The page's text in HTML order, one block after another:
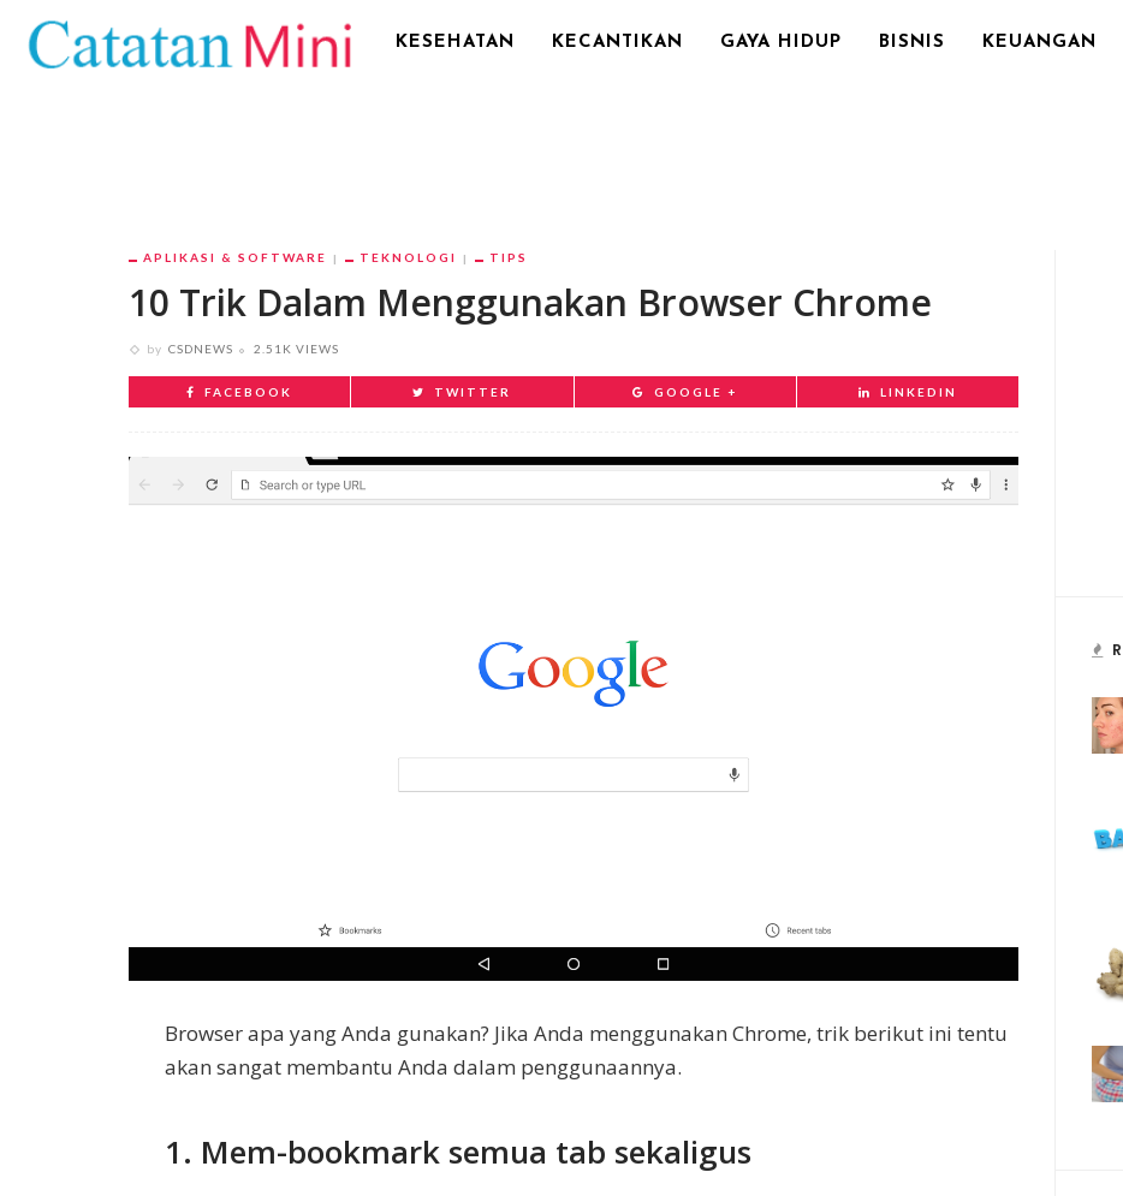
KESEHATAN KECANTIKAN GAYA HIDUP BISNIS KEUANGAN
APLIKASI & SOFTWARE TEKNOLOGI TIPS
10 Trik Dalam Menggunakan Browser Chrome
by CSDNEWS 2.51K VIEWS
FACEBOOK TWITTER GOOGLE + LINKEDIN
Browser apa yang Anda gunakan? Jika Anda menggunakan Chrome, trik berikut ini tentu
akan sangat membantu Anda dalam penggunaannya.
1. Mem-bookmark semua tab sekaligus